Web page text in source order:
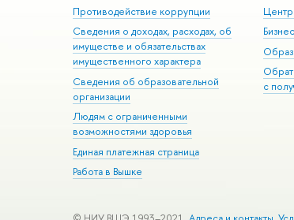
Противодействие коррупции
Сведения о доходах, расходах, об
имуществе и обязательствах
имущественного характера
Сведения об образовательной
организации
Людям с ограниченными
возможностями здоровья
Единая платежная страница
Работа в Вышке
Центр
с